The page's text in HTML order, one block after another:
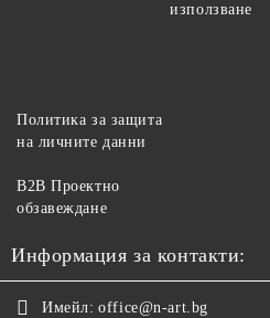
използване
Политика за защита
на личните данни
B2B Проектно
обзавеждане
Информация за контакти:
Имейл: office@n-art.bg